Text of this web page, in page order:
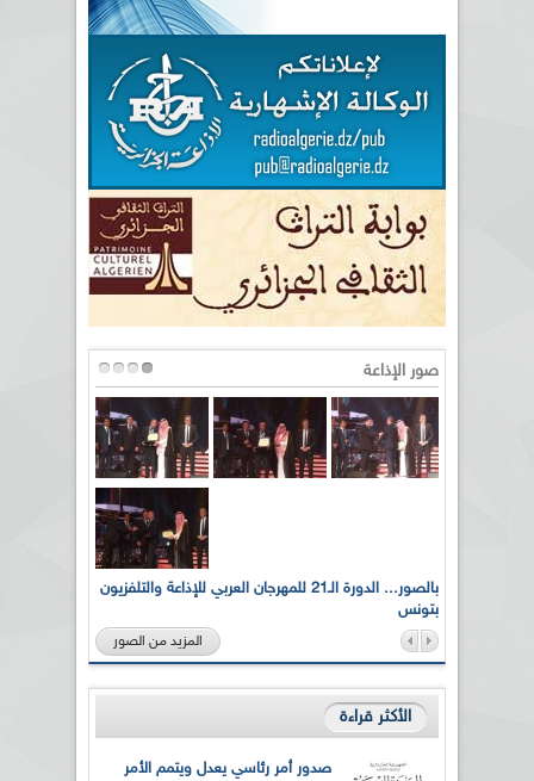
صور الإذاعة
بالصور... الدورة الـ21 للمهرجان العربي للإذاعة والتلفزيون
بتونس
المزيد من الصور
الأكثر قراءة
صدور أمر رئاسي يعدل ويتمم الأمر